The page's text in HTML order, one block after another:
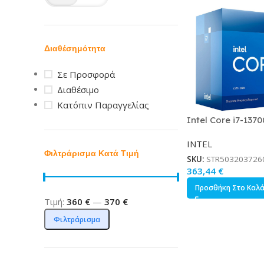
Διαθέσημότητα
Σε Προσφορά
Διαθέσιμο
Κατόπιν Παραγγελίας
Φιλτράρισμα Κατά Τιμή
Φιλτράρισμα
Τιμή: 360 € — 370 €
Intel Core i7-
Πυρήνων για
σε Κουτί με Ψύκτρα
INTEL
SKU:
363,44 €
Προσθήκη Στο